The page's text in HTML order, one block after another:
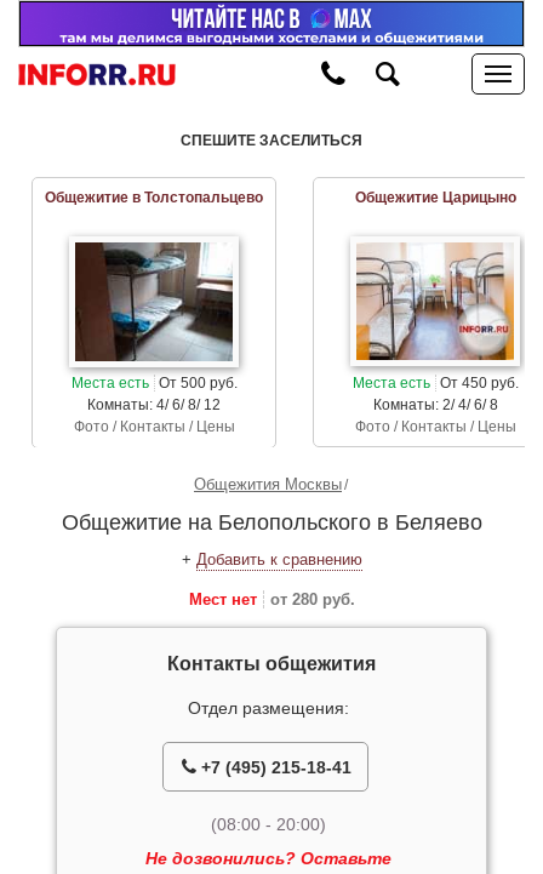
СПЕШИТЕ ЗАСЕЛИТЬСЯ
Общежитие в Толстопальцево
Места есть От 500 руб.
Комнаты: 4/ 6/ 8/ 12
Фото / Контакты / Цены
Общежитие Царицыно
Места есть От 450 руб.
Комнаты: 2/ 4/ 6/ 8
Фото / Контакты / Цены
Общежития Москвы
Общежитие на Белопольского в Беляево
+ Добавить к сравнению
Мест нет от 280 руб.
Контакты общежития
Отдел размещения:
+7 (495) 215-18-41
(08:00 - 20:00)
Не дозвонились? Оставьте